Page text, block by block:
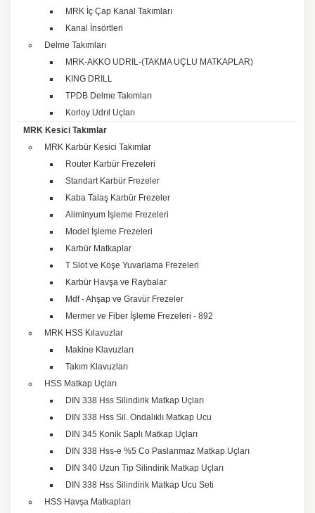
MRK İç Çap Kanal Takımları
Kanal İnsörtleri
Delme Takımları
MRK-AKKO UDRIL-(TAKMA UÇLU MATKAPLAR)
KING DRILL
TPDB Delme Takımları
Korloy Udrıl Uçları
MRK Kesici Takımlar
MRK Karbür Kesici Takımlar
Router Karbür Frezeleri
Standart Karbür Frezeler
Kaba Talaş Karbür Frezeler
Aliminyum İşleme Frezeleri
Model İşleme Frezeleri
Karbür Matkaplar
T Slot ve Köşe Yuvarlama Frezeleri
Karbür Havşa ve Raybalar
Mdf - Ahşap ve Gravür Frezeler
Mermer ve Fiber İşleme Frezeleri - 892
MRK HSS Kılavuzlar
Makine Klavuzları
Takım Klavuzları
HSS Matkap Uçları
DIN 338 Hss Silindirik Matkap Uçları
DIN 338 Hss Sil. Ondalıklı Matkap Ucu
DIN 345 Konik Saplı Matkap Uçları
DIN 338 Hss-e %5 Co Paslanmaz Matkap Uçları
DIN 340 Uzun Tip Silindirik Matkap Uçları
DIN 338 Hss Silindirik Matkap Ucu Seti
HSS Havşa Matkapları